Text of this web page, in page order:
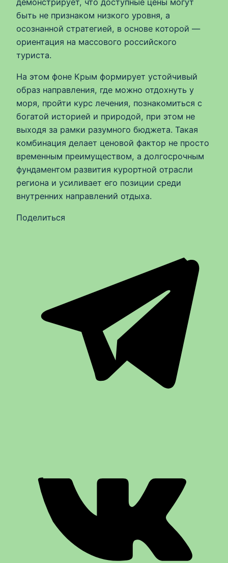
быть не признаком низкого уровня, а
осознанной стратегией, в основе которой —
ориентация на массового российского
туриста.
На этом фоне Крым формирует устойчивый
образ направления, где можно отдохнуть у
моря, пройти курс лечения, познакомиться с
богатой историей и природой, при этом не
выходя за рамки разумного бюджета. Такая
комбинация делает ценовой фактор не просто
временным преимуществом, а долгосрочным
фундаментом развития курортной отрасли
региона и усиливает его позиции среди
внутренних направлений отдыха.
Поделиться